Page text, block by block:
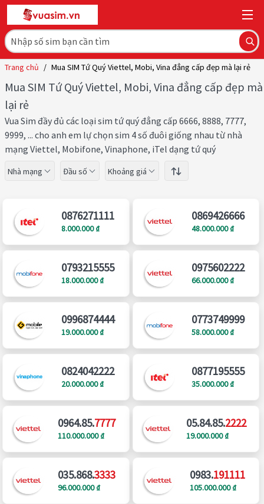
Trang chủ / Mua SIM Tứ Quý Viettel, Mobi, Vina đẳng cấp đẹp mà lại rẻ
Mua SIM Tứ Quý Viettel, Mobi, Vina đẳng cấp đẹp mà
lại rẻ
Vua Sim đầy đủ các loại sim tứ quý đẳng cấp 6666, 8888, 7777,
9999, ... cho anh em lự chọn sim 4 số đuôi giống nhau từ nhà
mạng Viettel, Mobifone, Vinaphone, iTel dạng tứ quý
Nhà mạng Đầu số Khoảng giá
0876271111
8.000.000 ₫
0869426666
48.000.000 ₫
0793215555
18.000.000 ₫
0975602222
66.000.000 ₫
0996874444
19.000.000 ₫
0773749999
58.000.000 ₫
0824042222
20.000.000 ₫
0877195555
35.000.000 ₫
0964.85.7777
110.000.000 ₫
05.84.85.2222
19.000.000 ₫
035.868.3333
96.000.000 ₫
0983.191111
105.000.000 ₫